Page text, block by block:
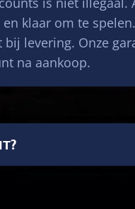
klaar om te
levering. Onze
na aankoop.